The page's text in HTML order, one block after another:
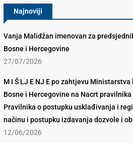
Najnoviji
Vanja Malidžan imenovan za
Bosne i Hercegovine
27/07/2026
M I Š LJ E NJ E po zahtjevu
Bosne i Hercegovine na Nacrt
Pravilnika o postupku usklađivanja i
načinu i postupku izdavanja dozvole i
12/06/2026